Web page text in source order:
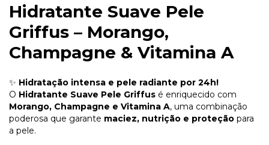
Hidratante Suave Pele
Griffus – Morango,
Champagne & Vitamina A
✨ Hidratação intensa e pele radiante por 24h!
O Hidratante Suave Pele Griffus é enriquecido com
Morango, Champagne e Vitamina A, uma combinação
poderosa que garante maciez, nutrição e proteção para
a pele.